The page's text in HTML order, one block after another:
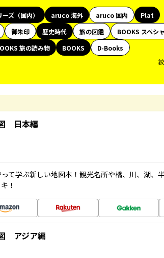
ズ（国内） aruco 海外 aruco 国内
Plat
御朱印 歴史時代 旅の図鑑
BOOKS スペシ
旅の読み物 BOOKS
D-Books
日本編
て学ぶ新しい地図本！観光名所や橋、川、湖、
！
アジア編